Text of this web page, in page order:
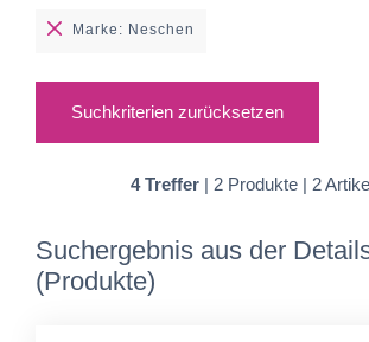
Marke: Neschen
Suchkriterien zurücksetzen
4 Treffer| 2 Produkte | 2
Suchergebnis aus der
(Produkte)